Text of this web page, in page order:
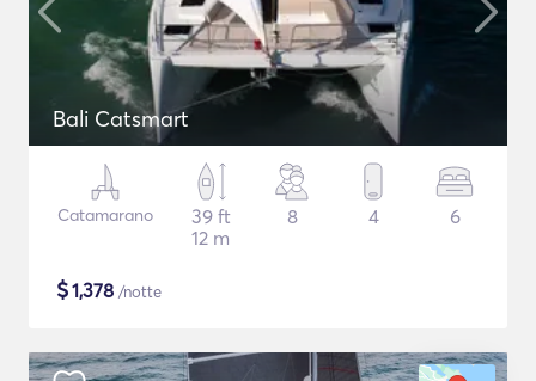
Bali Catsmart
Catamarano
39 ft
12 m
8 4 6
$1,378 /notte